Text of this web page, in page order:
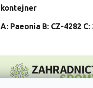
kontejner
A: Paeonia B: CZ-4282 C: